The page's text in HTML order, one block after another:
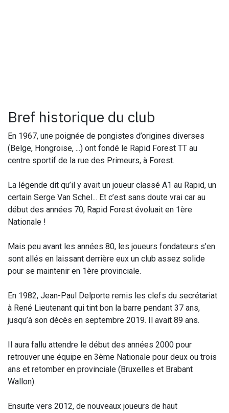
Bref historique du club
En 1967, une poignée de pongistes d’origines diverses
(Belge, Hongroise, ...) ont fondé le Rapid Forest TT au
centre sportif de la rue des Primeurs, à Forest.
La légende dit qu’il y avait un joueur classé A1 au Rapid, un
certain Serge Van Schel... Et c’est sans doute vrai car au
début des années 70, Rapid Forest évoluait en 1ère
Nationale !
Mais peu avant les années 80, les joueurs fondateurs s’en
sont allés en laissant derrière eux un club assez solide
pour se maintenir en 1ère provinciale.
En 1982, Jean-Paul Delporte remis les clefs du secrétariat
à René Lieutenant qui tint bon la barre pendant 37 ans,
jusqu’à son décès en septembre 2019. Il avait 89 ans.
Il aura fallu attendre le début des années 2000 pour
retrouver une équipe en 3ème Nationale pour deux ou trois
ans et retomber en provinciale (Bruxelles et Brabant
Wallon).
Ensuite vers 2012, de nouveaux joueurs de haut